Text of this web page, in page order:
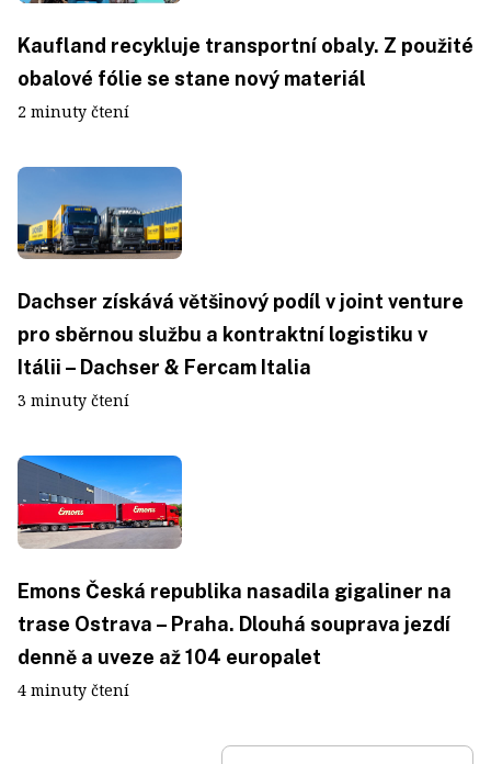
Kaufland recykluje transportní obaly. Z použité
obalové fólie se stane nový materiál
2 minuty čtení
Dachser získává většinový podíl v joint venture
pro sběrnou službu a kontraktní logistiku v
Itálii – Dachser & Fercam Italia
3 minuty čtení
Emons Česká republika nasadila gigaliner na
trase Ostrava – Praha. Dlouhá souprava jezdí
denně a uveze až 104 europalet
4 minuty čtení